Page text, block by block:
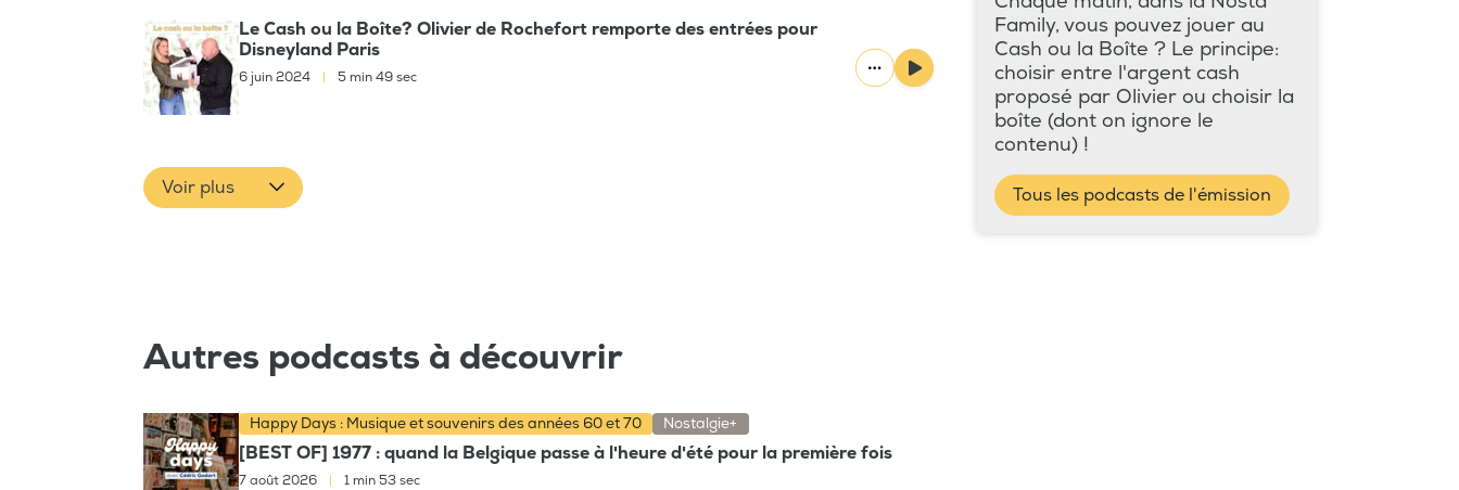
Le Cash ou la Boîte? Olivier de Rochefort remporte des entrées pour
Disneyland Paris
6 juin 2024 5 min 49 sec
Voir plus
Family, vous pouvez jouer au
Cash ou la Boîte ? Le principe:
choisir entre l'argent cash
proposé par Olivier ou choisir la
boîte (dont on ignore le
contenu) !
Tous les podcasts de l'émission
Autres podcasts à découvrir
Happy Days : Musique et souvenirs des années 60 et 70 Nostalgie+
[BEST OF] 1977 : quand la Belgique passe à l'heure d'été pour la première fois
7 août 2026 1 min 53 sec